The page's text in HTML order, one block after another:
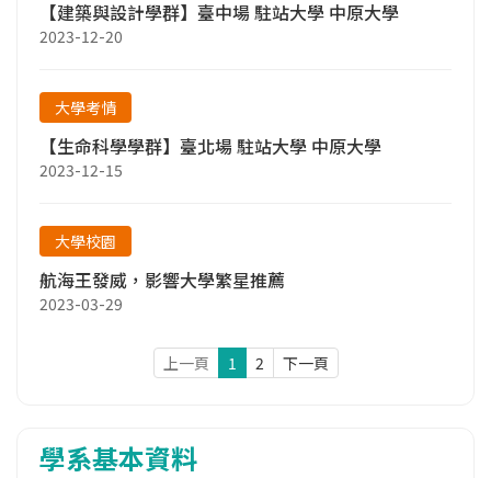
【建築與設計學群】臺中場 駐站大學 中原大學
2023-12-20
大學考情
【生命科學學群】臺北場 駐站大學 中原大學
2023-12-15
大學校園
航海王發威，影響大學繁星推薦
2023-03-29
上一頁 1 2 下一頁
學系基本資料